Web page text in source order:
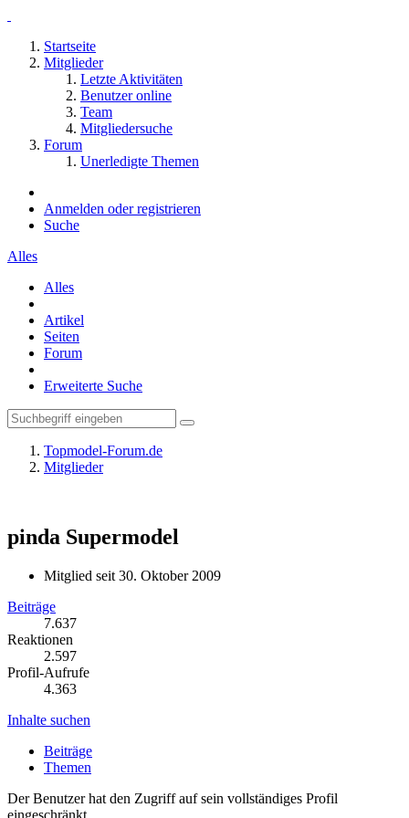
Startseite
Mitglieder
Letzte Aktivitäten
Benutzer online
Team
Mitgliedersuche
Forum
Unerledigte Themen
Anmelden oder registrieren
Suche
Alles
Alles
Artikel
Seiten
Forum
Erweiterte Suche
Topmodel-Forum.de
Mitglieder
pinda Supermodel
Mitglied seit 30. Oktober 2009
Beiträge
7.637
Reaktionen
2.597
Profil-Aufrufe
4.363
Inhalte suchen
Beiträge
Themen
Der Benutzer hat den Zugriff auf sein vollständiges Profil
eingeschränkt.